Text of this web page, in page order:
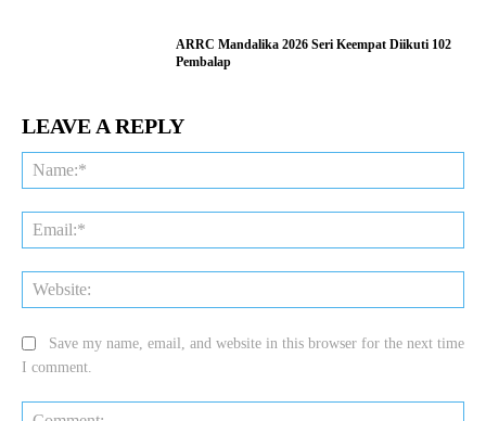
ARRC Mandalika 2026 Seri Keempat Diikuti 102
Pembalap
LEAVE A REPLY
Save my name, email, and website in this browser for the next time
I comment.